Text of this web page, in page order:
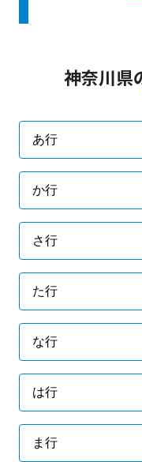
神奈川県
あ行
か行
さ行
た行
な行
は行
ま行